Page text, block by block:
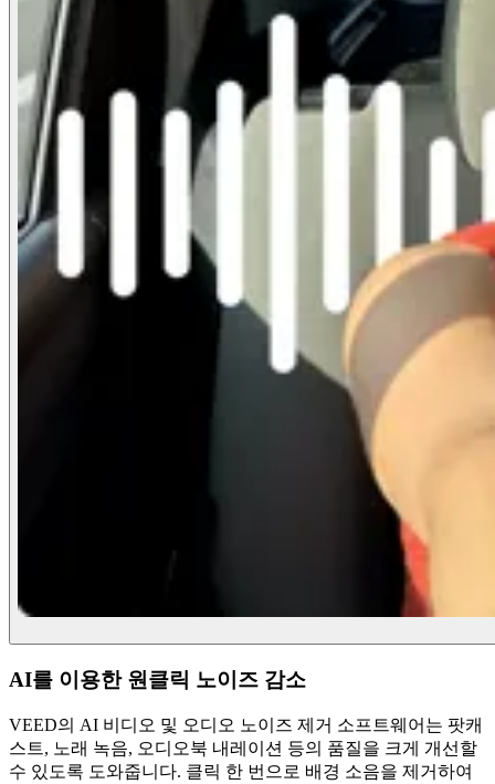
AI를 이용한 원클릭 노이즈 감소
VEED의 AI 비디오 및 오디오 노이즈 제거 소프트웨어는 팟캐
스트, 노래 녹음, 오디오북 내레이션 등의 품질을 크게 개선할
수 있도록 도와줍니다. 클릭 한 번으로 배경 소음을 제거하여